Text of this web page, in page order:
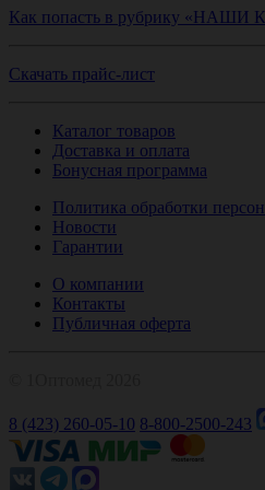
Как попасть в рубрику
Скачать прайс-лист
Каталог товаров
Доставка и оплата
Бонусная программа
Политика обработки
Новости
Гарантии
О компании
Контакты
Публичная оферта
8 (423) 260-05-10 8-800-2500-243